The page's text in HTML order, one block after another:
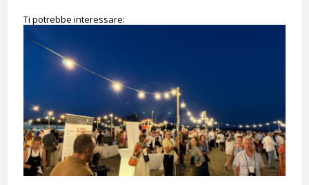
Ti potrebbe interessare: